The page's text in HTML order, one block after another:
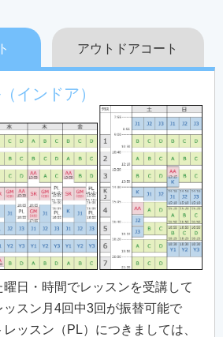
アウトドアコート
インドア）
日・時間でレッスンを受講して
スン月4回中3回が振替可能で
ッスン（PL）につきましては、